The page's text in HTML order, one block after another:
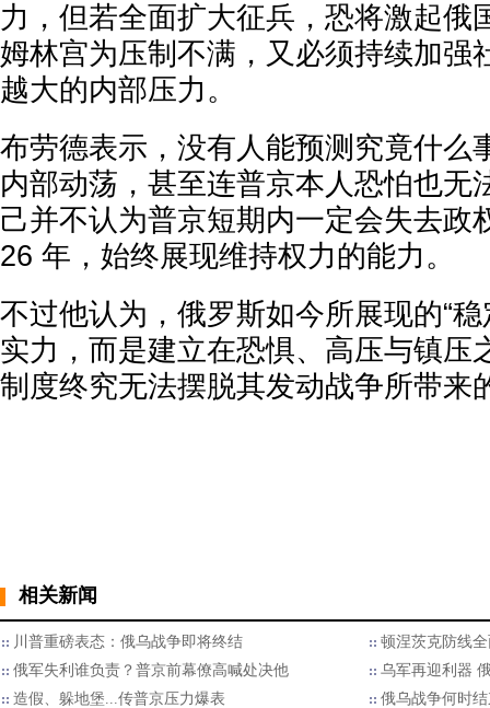
力，但若全面扩大征兵，恐将激起俄
姆林宫为压制不满，又必须持续加强
越大的内部压力。
布劳德表示，没有人能预测究竟什么
内部动荡，甚至连普京本人恐怕也无
己并不认为普京短期内一定会失去政
26 年，始终展现维持权力的能力。
不过他认为，俄罗斯如今所展现的“
实力，而是建立在恐惧、高压与镇压
制度终究无法摆脱其发动战争所带来
相关新闻
川普重磅表态：俄乌战争即将终结
顿涅茨克防线
俄军失利谁负责？普京前幕僚高喊处决他
乌军再迎利器
造假、躲地堡...传普京压力爆表
俄乌战争何时